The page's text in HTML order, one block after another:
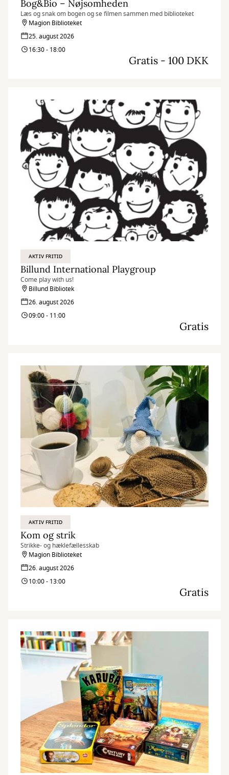
Bog&Bio – Nøjsomheden
Læs og snak om bogen og se filmen sammen med biblioteket
Magion Biblioteket
25. august 2026
16:30 - 18:00
Gratis - 100 DKK
AKTIV FRITID
Billund International Playgroup
Come play with us!
Billund Bibliotek
26. august 2026
09:00 - 11:00
Gratis
AKTIV FRITID
Kom og strik
Strikke- og hæklefællesskab
Magion Biblioteket
26. august 2026
10:00 - 13:00
Gratis